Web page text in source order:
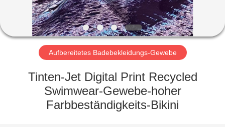
SHOW
ÜBER
FABRIK-
AUSFLUG
Aufbereitetes Badebekleidungs-Gewebe
Tinten-Jet Digital Print Recycled
Swimwear-Gewebe-hoher
Farbbeständigkeits-Bikini